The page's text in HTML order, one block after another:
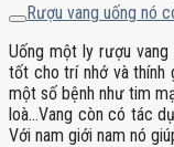
Rượu vang uống nó
Uống một ly rượu
tốt cho trí nhớ và thính
một số bệnh như tim
loà…Vang còn có tác
Với nam giới nam nó